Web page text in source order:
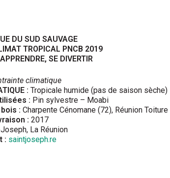
DU SUD SAUVAGE
TROPICAL PNCB 2019
SE DIVERTIR
climatique
: Tropicale humide (pas de saison sèche)
: Pin sylvestre – Moabi
: Charpente Cénomane (72), Réunion
: 2017
La Réunion
: saintjoseph.re